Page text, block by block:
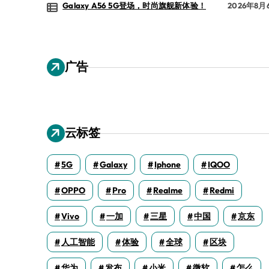
Galaxy A56 5G登场，时尚旗舰新体验！ 2026年8月
广告
云标签
5G Galaxy Iphone IQOO
OPPO Pro Realme Redmi
Vivo 一加 三星 中国 京东
人工智能 体验 全球 区块